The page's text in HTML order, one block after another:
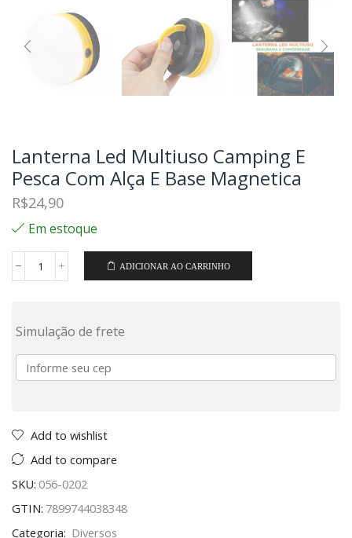
Lanterna Led Multiuso Camping E
Pesca Com Alça E Base Magnetica
R$24,90
Em estoque
ADICIONAR AO CARRINHO
Simulação de frete
Add to wishlist
Add to compare
SKU: 056-0202
GTIN: 7899744038348
Categoria: Diversos